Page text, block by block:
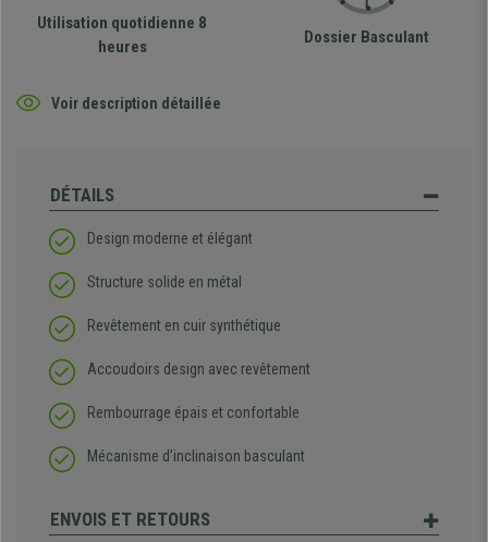
Utilisation quotidienne 8
heures
Dossier Basculant
Voir description détaillée
DÉTAILS
Design moderne et élégant
Structure solide en métal
Revêtement en cuir synthétique
Accoudoirs design avec revêtement
Rembourrage épais et confortable
Mécanisme d’inclinaison basculant
ENVOIS ET RETOURS